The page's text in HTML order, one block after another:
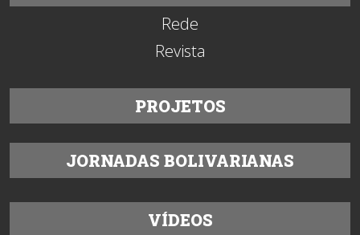
Rede
Revista
PROJETOS
JORNADAS BOLIVARIANAS
VÍDEOS